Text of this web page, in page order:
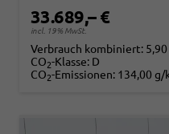
33.689,– €
incl. 19% MwSt.
Verbrauch kombiniert:
CO2-Klasse: D
CO2-Emissionen: 134,00 g/